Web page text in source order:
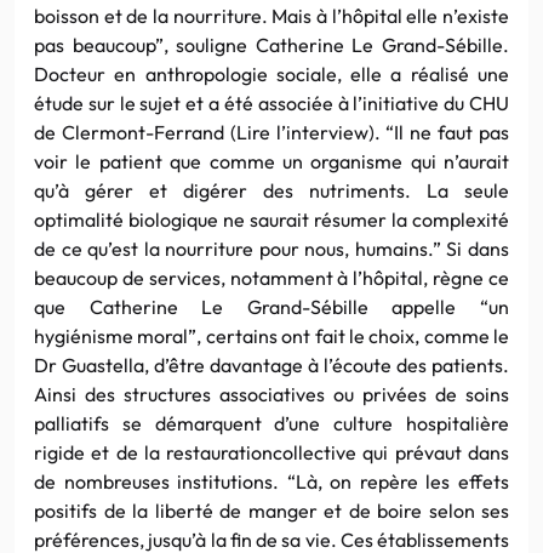
boisson et de la nourriture. Mais à l’hôpital elle n’existe
pas beaucoup”, souligne Catherine Le Grand-Sébille.
Docteur en anthropologie sociale, elle a réalisé une
étude sur le sujet et a été associée à l’initiative du CHU
de Clermont-Ferrand (Lire l’interview). “Il ne faut pas
voir le patient que comme un organisme qui n’aurait
qu’à gérer et digérer des nutriments. La seule
optimalité biologique ne saurait résumer la complexité
de ce qu’est la nourriture pour nous, humains.” Si dans
beaucoup de services, notamment à l’hôpital, règne ce
que Catherine Le Grand-Sébille appelle “un
hygiénisme moral”, certains ont fait le choix, comme le
Dr Guastella, d’être davantage à l’écoute des patients.
Ainsi des structures associatives ou privées de soins
palliatifs se démarquent d’une culture hospitalière
rigide et de la restaurationcollective qui prévaut dans
de nombreuses institutions. “Là, on repère les effets
positifs de la liberté de manger et de boire selon ses
préférences, jusqu’à la fin de sa vie. Ces établissements